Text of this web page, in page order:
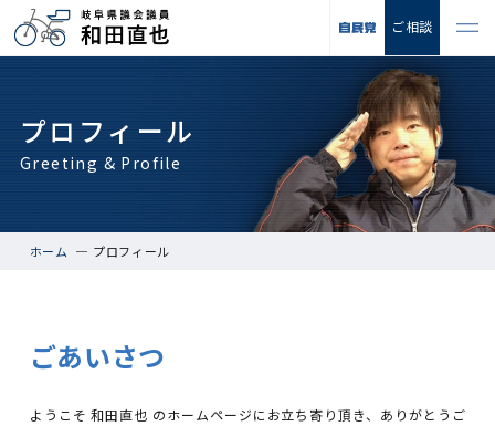
ご相談
プロフィール
Greeting & Profile
ホーム プロフィール
ごあいさつ
ようこそ 和田直也 のホームページにお立ち寄り頂き、ありがとうご